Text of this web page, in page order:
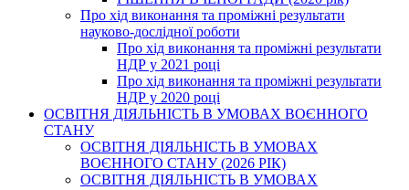
Про хід виконання та проміжні результати
науково-дослідної роботи
Про хід виконання та проміжні результати
НДР у 2021 році
Про хід виконання та проміжні результати
НДР у 2020 році
ОСВІТНЯ ДІЯЛЬНІСТЬ В УМОВАХ ВОЄННОГО
СТАНУ
ОСВІТНЯ ДІЯЛЬНІСТЬ В УМОВАХ
ВОЄННОГО СТАНУ (2026 РІК)
ОСВІТНЯ ДІЯЛЬНІСТЬ В УМОВАХ